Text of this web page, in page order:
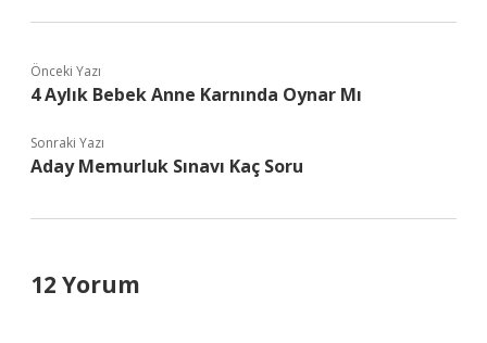
Önceki Yazı
4 Aylık Bebek Anne Karnında Oynar Mı
Sonraki Yazı
Aday Memurluk Sınavı Kaç Soru
12 Yorum